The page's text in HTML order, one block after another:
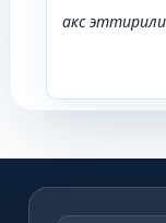
акс